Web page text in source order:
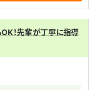
！先輩が丁寧に指導